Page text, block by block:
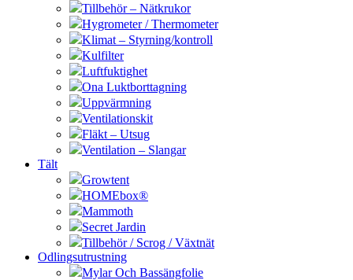
Tillbehör – Nätkrukor
Hygrometer / Thermometer
Klimat – Styrning/kontroll
Kulfilter
Luftfuktighet
Ona Luktborttagning
Uppvärmning
Ventilationskit
Fläkt – Utsug
Ventilation – Slangar
Tält
Growtent
HOMEbox®
Mammoth
Secret Jardin
Tillbehör / Scrog / Växtnät
Odlingsutrustning
Mylar Och Bassängfolie